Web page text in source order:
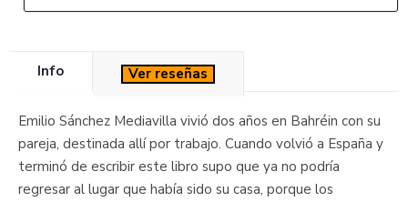
Info Ver reseñas
Emilio Sánchez Mediavilla vivió dos años en Bahréin con su
pareja, destinada allí por trabajo. Cuando volvió a España y
terminó de escribir este libro supo que ya no podría
regresar al lugar que había sido su casa, porque los